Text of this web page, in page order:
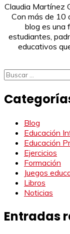
Claudia Martínez
Con más de 10
blog es una
estudiantes,
educativos
Buscar:
Blog
Educación
Educación
Ejercicios
Formación
Juegos
Libros
Noticias
Entradas